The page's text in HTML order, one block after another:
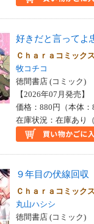
好きだと言ってよ
Ｃｈａｒａコミッ
牧コチコ
徳間書店 (コミック)
【2026年07月発売
価格：880円（本体
在庫状況：在庫あり
９年目の伏線回収
Ｃｈａｒａコミッ
丸山ハシシ
徳間書店 (コミック)